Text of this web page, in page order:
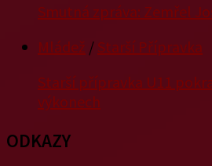
Smutná zpráva: Zemřel
Mládež / Starší Přípravka
Starší přípravka U11
výkonech
ODKAZY